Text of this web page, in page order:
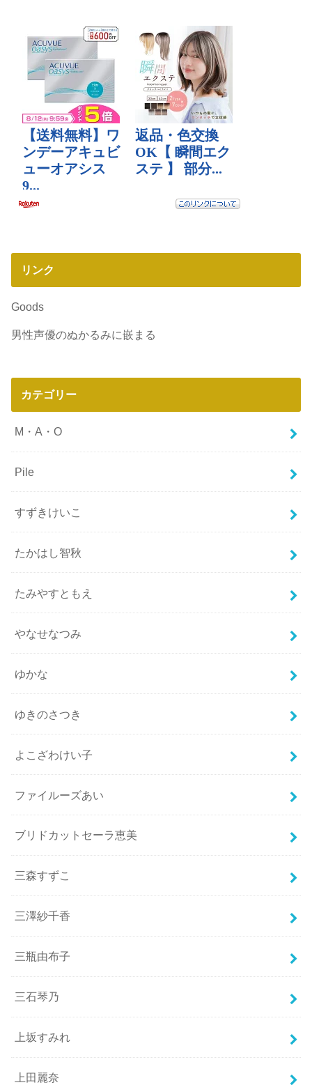
リンク
Goods
男性声優のぬかるみに嵌まる
カテゴリー
M・A・O
Pile
すずきけいこ
たかはし智秋
たみやすともえ
やなせなつみ
ゆかな
ゆきのさつき
よこざわけい子
ファイルーズあい
ブリドカットセーラ恵美
三森すずこ
三澤紗千香
三瓶由布子
三石琴乃
上坂すみれ
上田麗奈